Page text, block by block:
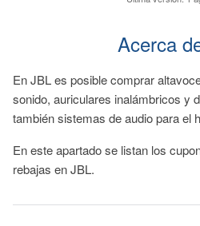
Acerca
En JBL es posible comprar
sonido, auriculares inalámbricos y
también sistemas de audio para el
En este apartado se listan los
rebajas en JBL.